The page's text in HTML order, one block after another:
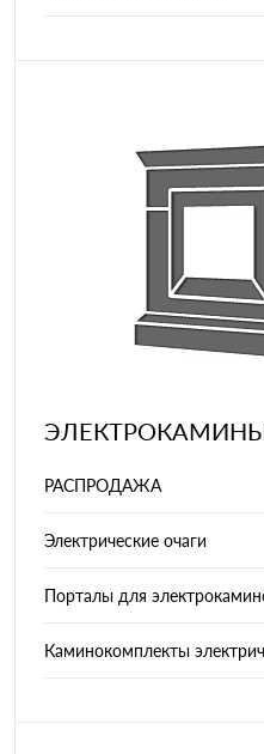
РАСПРОДАЖА
Электрические очаги
Порталы для
Каминокомплекты